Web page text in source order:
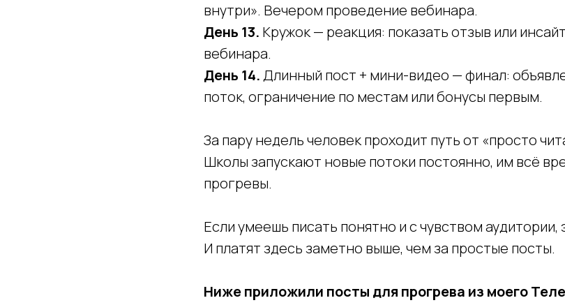
внутри». Вечером проведение вебинара.
День 13. Кружок — реакция: показать отзыв или
вебинара.
День 14.Длинный пост + мини-видео — финал:
поток, ограничение по местам или бонусы первым.
За пару недель человек проходит путь от «просто
Школы запускают новые потоки постоянно, им всё
прогревы.
Если умеешь писать понятно и с чувством аудитории,
И платят здесь заметно выше, чем за простые посты.
Ниже приложили посты для прогрева из моего